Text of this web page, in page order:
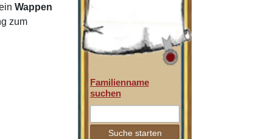
einWappen
zum
Familienname
suchen